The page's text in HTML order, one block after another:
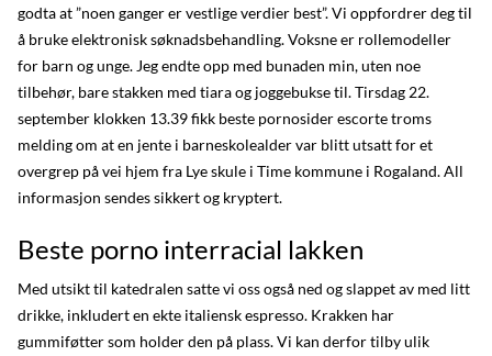
godta at ”noen ganger er vestlige verdier best”. Vi oppfordrer deg til
å bruke elektronisk søknadsbehandling. Voksne er rollemodeller
for barn og unge. Jeg endte opp med bunaden min, uten noe
tilbehør, bare stakken med tiara og joggebukse til. Tirsdag 22.
september klokken 13.39 fikk beste pornosider escorte troms
melding om at en jente i barneskolealder var blitt utsatt for et
overgrep på vei hjem fra Lye skule i Time kommune i Rogaland. All
informasjon sendes sikkert og kryptert.
Beste porno interracial lakken
Med utsikt til katedralen satte vi oss også ned og slappet av med litt
drikke, inkludert en ekte italiensk espresso. Krakken har
gummiføtter som holder den på plass. Vi kan derfor tilby ulik